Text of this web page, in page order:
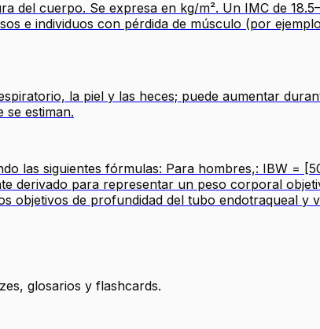
del cuerpo. Se expresa en kg/m². Un IMC de
e individuos con pérdida de músculo (por
la piel y las heces; puede aumentar
se estiman.
las siguientes fórmulas: Para hombres,: IBW =
derivado para representar un peso corporal
objetivos de profundidad del tubo endotraqueal y
glosarios y flashcards.